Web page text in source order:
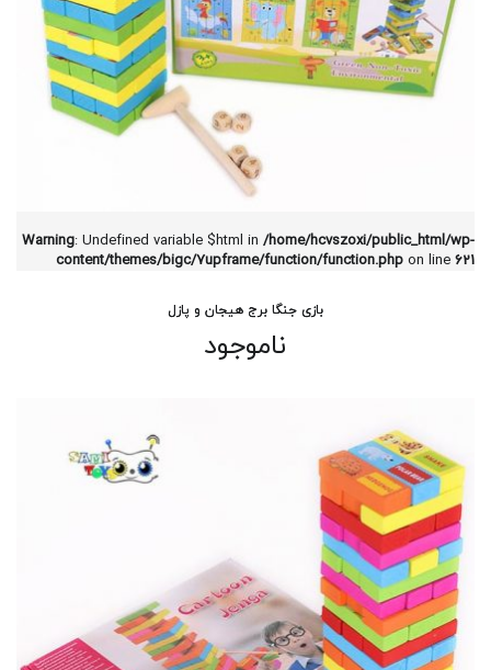
Warning: Undefined variable $html in /home/hcvszoxi/public_html/wp-
content/themes/bigc/7upframe/function/function.php on line 621
بازی جنگا برج هیجان و پازل
ناموجود